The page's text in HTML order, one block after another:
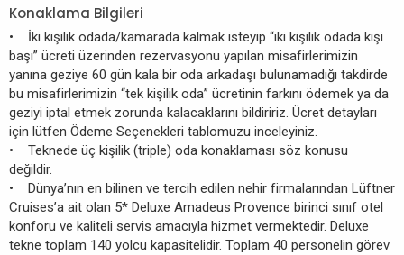
Konaklama Bilgileri
• İki kişilik odada/kamarada kalmak isteyip “iki kişilik odada kişi
başı” ücreti üzerinden rezervasyonu yapılan misafirlerimizin
yanına geziye 60 gün kala bir oda arkadaşı bulunamadığı takdirde
bu misafirlerimizin “tek kişilik oda” ücretinin farkını ödemek ya da
geziyi iptal etmek zorunda kalacaklarını bildiririz. Ücret detayları
için lütfen Ödeme Seçenekleri tablomuzu inceleyiniz.
• Teknede üç kişilik (triple) oda konaklaması söz konusu
değildir.
• Dünya’nın en bilinen ve tercih edilen nehir firmalarından Lüftner
Cruises’a ait olan 5* Deluxe Amadeus Provence birinci sınıf otel
konforu ve kaliteli servis amacıyla hizmet vermektedir. Deluxe
tekne toplam 140 yolcu kapasitelidir. Toplam 40 personelin görev